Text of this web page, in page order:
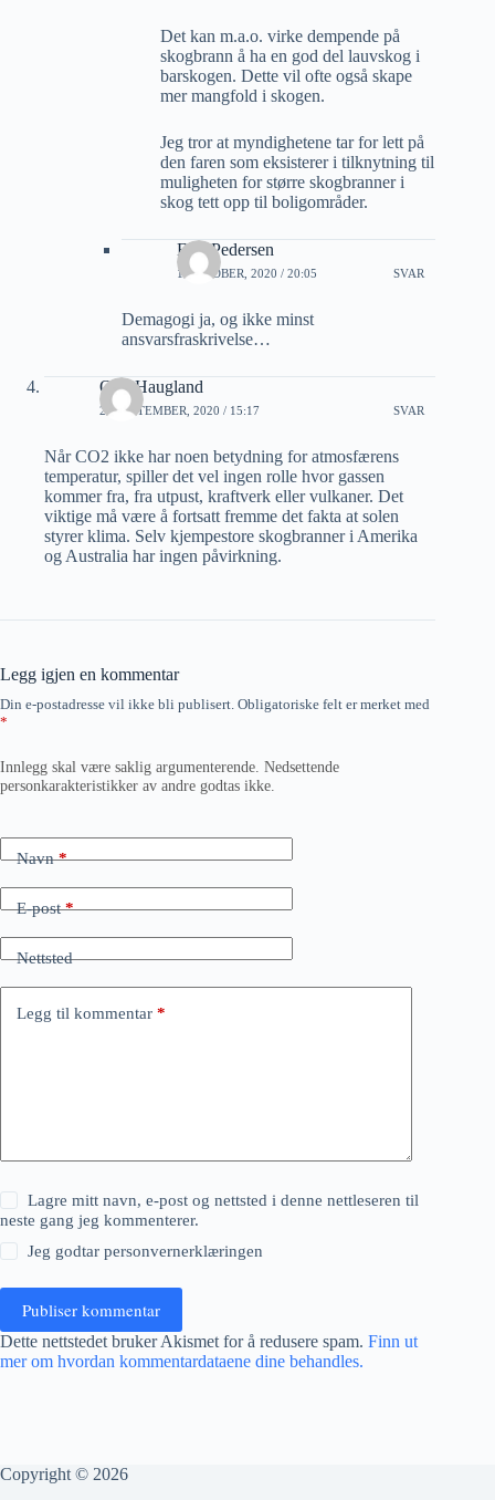
Det kan m.a.o. virke dempende på
skogbrann å ha en god del lauvskog i
barskogen. Dette vil ofte også skape
mer mangfold i skogen.
Jeg tror at myndighetene tar for lett på
den faren som eksisterer i tilknytning til
muligheten for større skogbranner i
skog tett opp til boligområder.
Erik Pedersen
1 OKTOBER, 2020 / 20:05 SVAR
Demagogi ja, og ikke minst
ansvarsfraskrivelse…
Odd Haugland
29 SEPTEMBER, 2020 / 15:17 SVAR
Når CO2 ikke har noen betydning for atmosfærens
temperatur, spiller det vel ingen rolle hvor gassen
kommer fra, fra utpust, kraftverk eller vulkaner. Det
viktige må være å fortsatt fremme det fakta at solen
styrer klima. Selv kjempestore skogbranner i Amerika
og Australia har ingen påvirkning.
Legg igjen en kommentar
Din e-postadresse vil ikke bli publisert. Obligatoriske felt er merket med
*
Innlegg skal være saklig argumenterende. Nedsettende
personkarakteristikker av andre godtas ikke.
Navn*
E-post*
Nettsted
Legg til kommentar *
Lagre mitt navn, e-post og nettsted i denne nettleseren til
neste gang jeg kommenterer.
Jeg godtarpersonvernerklæringen
Publiser kommentar
Dette nettstedet bruker Akismet for å redusere spam. Finn ut
mer om hvordan kommentardataene dine behandles.
Copyright © 2026